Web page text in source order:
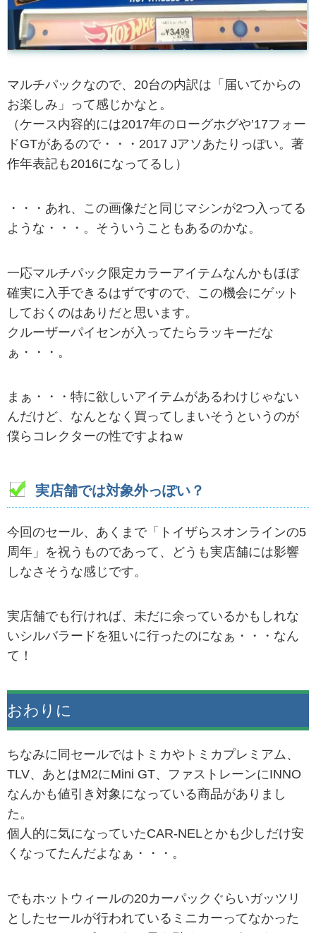
マルチパックなので、20台の内訳は「届いてからの
お楽しみ」って感じかなと。
（ケース内容的には2017年のローグホグや’17フォー
ドGTがあるので・・・2017 Jアソあたりっぽい。著
作年表記も2016になってるし）
・・・あれ、この画像だと同じマシンが2つ入ってる
ような・・・。そういうこともあるのかな。
一応マルチパック限定カラーアイテムなんかもほぼ
確実に入手できるはずですので、この機会にゲット
しておくのはありだと思います。
クルーザーパイセンが入ってたらラッキーだな
ぁ・・・。
まぁ・・・特に欲しいアイテムがあるわけじゃない
んだけど、なんとなく買ってしまいそうというのが
僕らコレクターの性ですよねｗ
実店舗では対象外っぽい？
今回のセール、あくまで「トイザらスオンラインの5
周年」を祝うものであって、どうも実店舗には影響
しなさそうな感じです。
実店舗でも行ければ、未だに余っているかもしれな
いシルバラードを狙いに行ったのになぁ・・・なん
て！
おわりに
ちなみに同セールではトミカやトミカプレミアム、
TLV、あとはM2にMini GT、ファストレーンにINNO
なんかも値引き対象になっている商品がありまし
た。
個人的に気になっていたCAR-NELとかも少しだけ安
くなってたんだよなぁ・・・。
でもホットウィールの20カーパックぐらいガッツリ
としたセールが行われているミニカーってなかった